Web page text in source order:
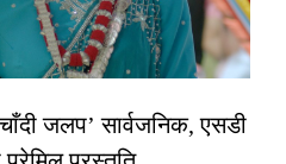
जलप’ सार्वजनिक, एसडी